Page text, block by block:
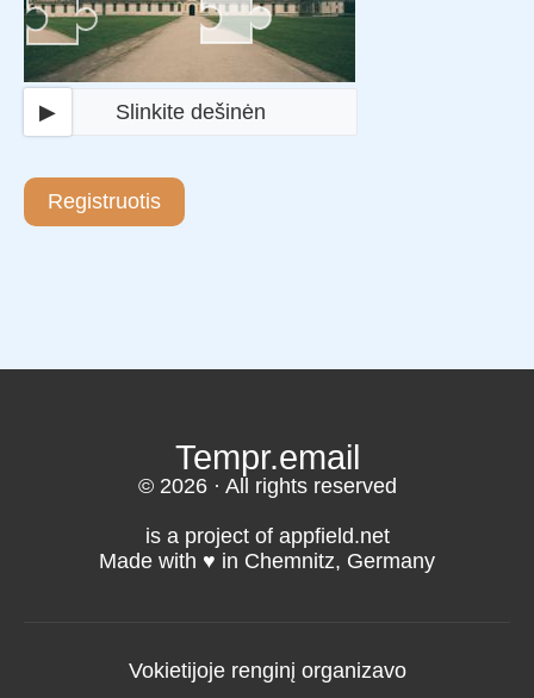
▶ Slinkite dešinėn
Registruotis
Tempr.email
© 2026 · All rights reserved
is a project of appfield.net
Made with ♥️ in Chemnitz, Germany
Vokietijoje renginį organizavo